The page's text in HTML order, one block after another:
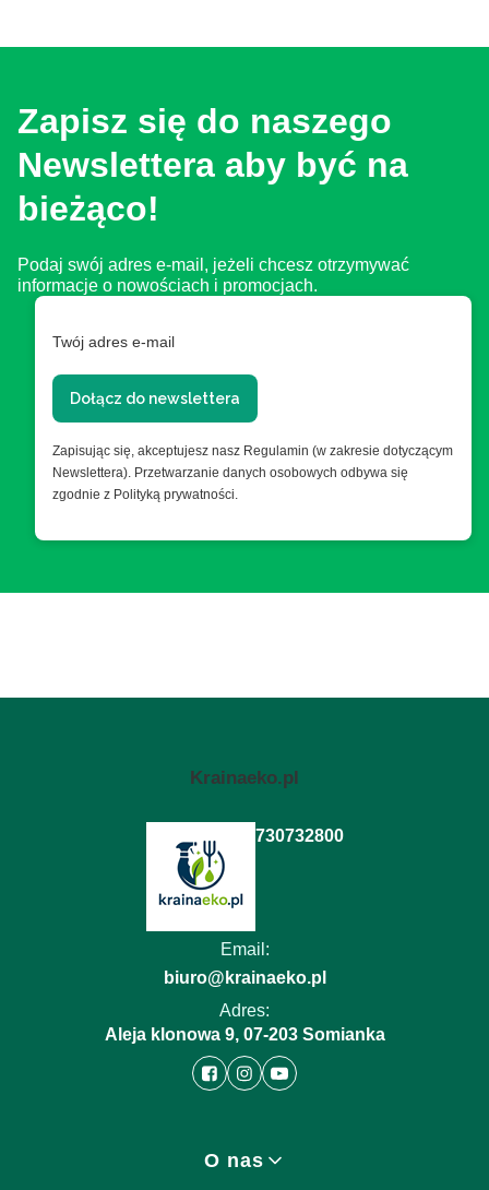
Zapisz się do naszego
Newslettera aby być na
bieżąco!
Podaj swój adres e-mail, jeżeli chcesz otrzymywać
informacje o nowościach i promocjach.
Twój adres e-mail
Dołącz do newslettera
Zapisując się, akceptujesz nasz Regulamin (w zakresie dotyczącym
Newslettera). Przetwarzanie danych osobowych odbywa się
zgodnie z Polityką prywatności.
Krainaeko.pl
730732800
Email:
biuro@krainaeko.pl
Adres:
Aleja klonowa 9, 07-203 Somianka
O nas